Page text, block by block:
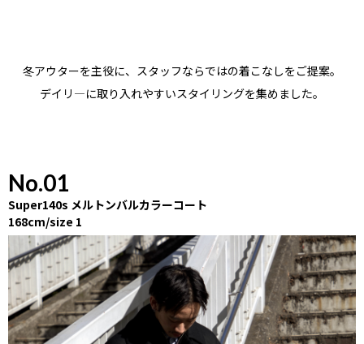
冬アウターを主役に、スタッフならではの着こなしをご提案。
デイリ―に取り入れやすいスタイリングを集めました。
No.01
Super140s メルトンバルカラーコート
168cm/size 1